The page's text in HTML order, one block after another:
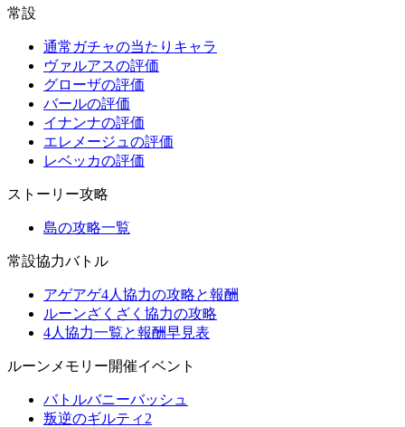
常設
通常ガチャの当たりキャラ
ヴァルアスの評価
グローザの評価
バールの評価
イナンナの評価
エレメージュの評価
レベッカの評価
ストーリー攻略
島の攻略一覧
常設協力バトル
アゲアゲ4人協力の攻略と報酬
ルーンざくざく協力の攻略
4人協力一覧と報酬早見表
ルーンメモリー開催イベント
バトルバニーバッシュ
叛逆のギルティ2